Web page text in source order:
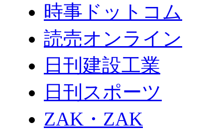
時事ドットコム
読売オンライン
日刊建設工業
日刊スポーツ
ZAK・ZAK